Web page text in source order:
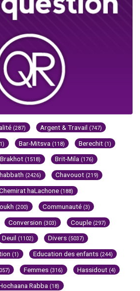
(287) Argent & Travail (747)
Bar-Mitsva (118) Berechit (1)
Brakhot (1518) Brit-Mila (176)
(2426) Chavouot (219)
haLachone (188)
(200) Communauté (3)
Conversion (303) Couple (297)
Deuil (1102) Divers (5037)
(1) Education des enfants (244)
Femmes (316) Hassidout (4)
Rabba (18)